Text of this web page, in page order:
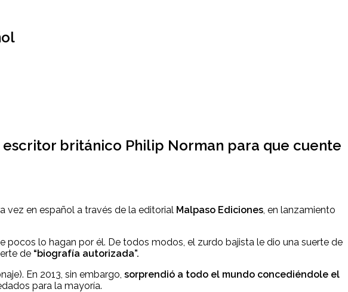
británico Philip Norman para que cuente
vez en español a través de la editorial Malpaso Ediciones , en lanzamiento
lo hagan por él. De todos modos, el zurdo bajista le dio una suerte de
de “biografía autorizada”.
En 2013, sin embargo, sorprendió a todo el mundo concediéndole el
para la mayoría.